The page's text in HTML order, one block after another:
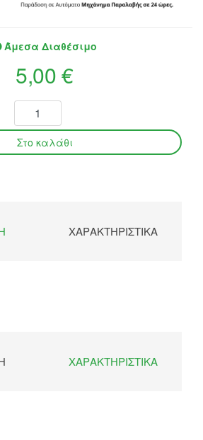
Άμεσα Διαθέσιμο
5,00 €
ΧΑΡΑΚΤΗΡΙΣΤΙΚΆ
ΧΑΡΑΚΤΗΡΙΣΤΙΚΆ